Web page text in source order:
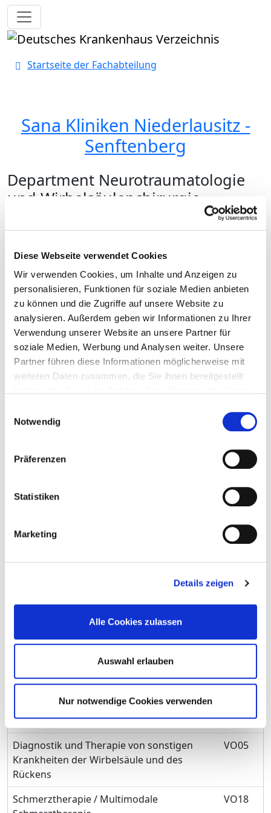
Diese Webseite verwendet Cookies
Wir verwenden Cookies, um Inhalte und Anzeigen zu
personalisieren, Funktionen für soziale Medien anbieten
zu können und die Zugriffe auf unsere Website zu
analysieren. Außerdem geben wir Informationen zu Ihrer
Verwendung unserer Website an unsere Partner für
soziale Medien, Werbung und Analysen weiter. Unsere
Partner führen diese Informationen möglicherweise mit
weiteren Daten zusammen, die Sie ihnen bereitgestellt
Notwendig
Präferenzen
Statistiken
Marketing
Details zeigen
Alle Cookies zulassen
Auswahl erlauben
Nur notwendige Cookies verwenden
Toggle navigation
Startseite der Fachabteilung
Sana Kliniken Niederlausitz -
Senftenberg
Department Neurotraumatologie
und Wirbelsäulenchirurgie
Medizinisches Leistungsangebot (lt.
Auswahlliste)
Bezeichnung
Septische Knochenchirurgie
VC30
Diagnostik und Therapie von
Knochenentzündungen
VC31
Diagnostik und Therapie von
Verletzungen des Kopfes
VC32
der Lendenwirbelsäule und des Beckens
traumatischen Schäden der Hals-, Brust-
Chirurgie der intraspinalen Tumoren
VC48
Akutversorgung von Schädel-Hirn-
VC53
VC58
Wirbelsäulenchirurgie
VC65
Schmerztherapie
Deformitäten der Wirbelsäule und des
Rückens
Diagnostik und Therapie von
Spondylopathien
Diagnostik und Therapie von sonstigen
Krankheiten der Wirbelsäule und des
Rückens
VO05
Schmerztherapie / Multimodale
VO18